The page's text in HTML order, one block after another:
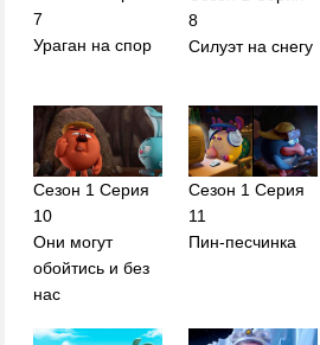
7
Ураган на спор
8
Силуэт на снегу
Сезон 1 Серия
10
Они могут
обойтись и без
нас
Сезон 1 Серия
11
Пин-песчинка